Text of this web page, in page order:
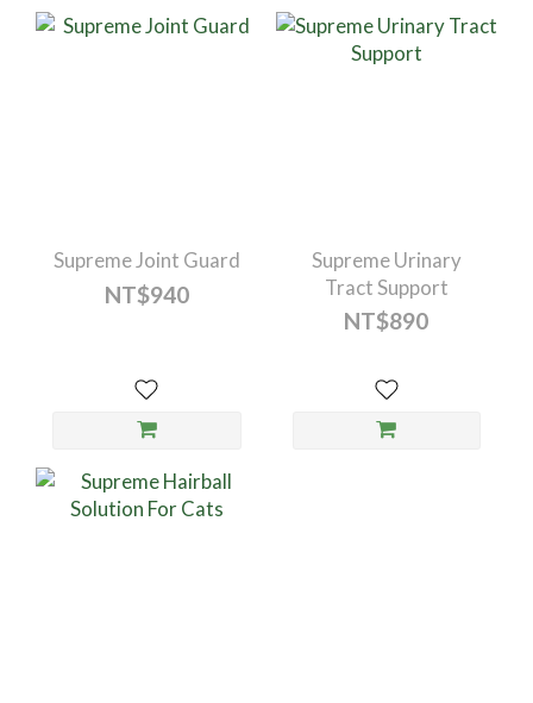
Supreme Joint Guard
NT$940
Supreme Urinary
Tract Support
NT$890